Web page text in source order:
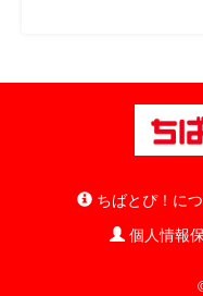
ちばとぴ！に
個人情報